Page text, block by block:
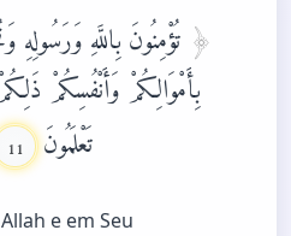
تُؤْمِنُونَ بِاللَّهِ
بِأَمْوَالِكُمْ وَأَنْفُسِكُمْ
تَعْلَمُونَ 11
e em Seu